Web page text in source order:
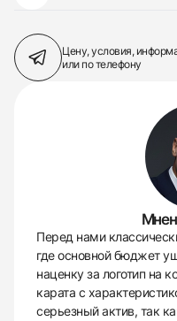
Цену, условия,
или по телефону
Перед нами
где основной бюджет
наценку за логотип на
карата с
серьезный актив, так